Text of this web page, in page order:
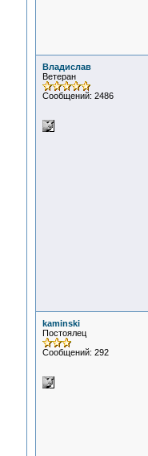
Владислав
Ветеран
Сообщений: 2486
kaminski
Постоялец
Сообщений: 292